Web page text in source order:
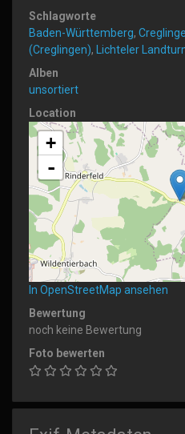
Schlagworte
Baden-Württemberg,
(Creglingen), Lichteler
Alben
unsortiert
Location
+
-
In OpenStreetMap ansehen
Bewertung
noch keine Bewertung
Foto bewerten